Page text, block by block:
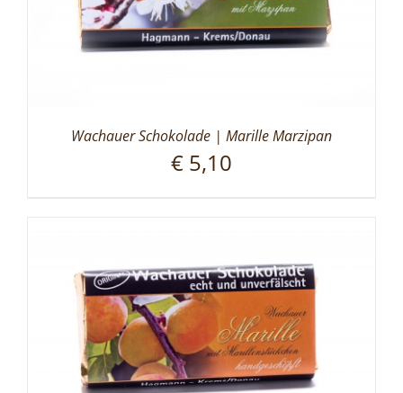
Wachauer Schokolade | Marille Marzipan
€ 5,10